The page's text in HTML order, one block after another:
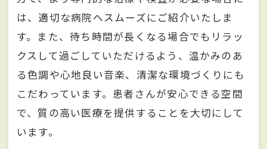
は、適切な病院へスムーズにご紹介いたしま
す。また、待ち時間が長くなる場合でもリラッ
クスして過ごしていただけるよう、温かみのあ
る色調や心地良い音楽、清潔な環境づくりにも
こだわっています。患者さんが安心できる空間
で、質の高い医療を提供することを大切にして
います。